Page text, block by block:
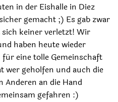
in der Eishalle in Diez
gemacht ;) Es gab zwar
sich keiner verletzt! Wir
haben heute wieder
eine tolle Gemeinschaft
wer geholfen und auch die
Anderen an die Hand
gefahren :)